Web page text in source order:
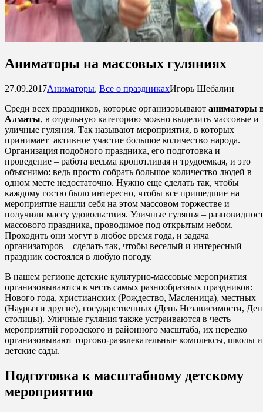
Аниматоры на массовых гуляниях
27.09.2017Аниматоры, Все о праздникахИгорь Шебалин
Среди всех праздников, которые организовывают аниматоры
Алматы, в отдельную категорию можно выделить массовые и
уличные гуляния. Так называют мероприятия, в которых
принимает активное участие большое количество народа.
Организация подобного праздника, его подготовка и
проведение – работа весьма кропотливая и трудоемкая, и это
объяснимо: ведь просто собрать большое количество людей в
одном месте недостаточно. Нужно еще сделать так, чтобы
каждому гостю было интересно, чтобы все пришедшие на
мероприятие нашли себя на этом массовом торжестве и
получили массу удовольствия. Уличные гулянья –
массового праздника, проводимое под открытым небом.
Проходить они могут в любое время года, и задача
организаторов – сделать так, чтобы веселый и интересный
праздник состоялся в любую погоду.
В нашем регионе детские культурно-массовые мероприятия
организовываются в честь самых разнообразных праздников:
Нового года, христианских (Рождество, Масленица), местных
(Наурыз и другие), государственных (День Независимости,
столицы). Уличные гуляния также устраиваются в честь
мероприятий городского и районного масштаба, их нередко
организовывают торгово-развлекательные комплексы, школы и
детские сады.
Подготовка к масштабному детскому
мероприятию